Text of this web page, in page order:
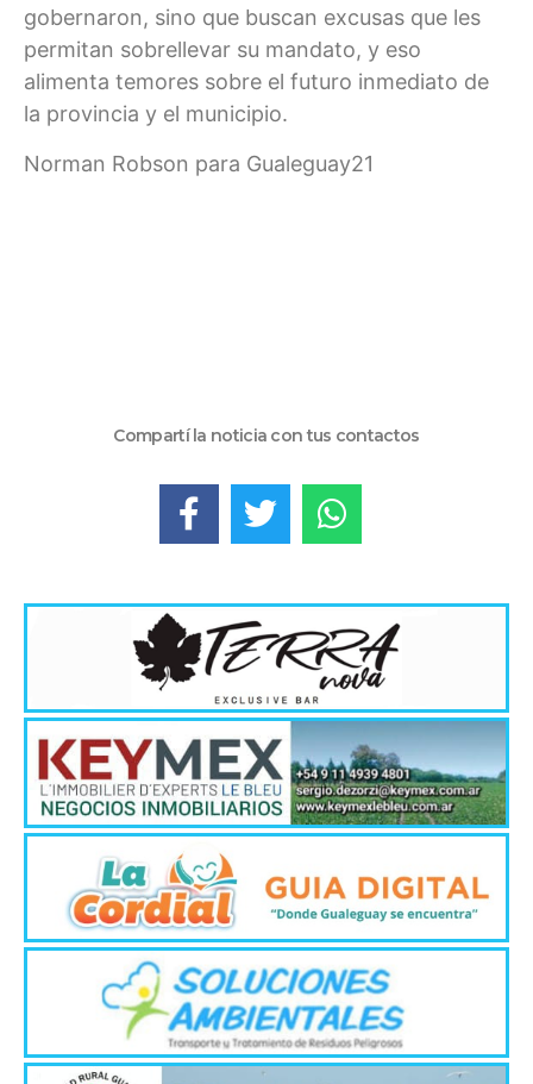
gobernaron, sino que buscan excusas que les
permitan sobrellevar su mandato, y eso
alimenta temores sobre el futuro inmediato de
la provincia y el municipio.
Norman Robson para Gualeguay21
Compartí la noticia con tus contactos